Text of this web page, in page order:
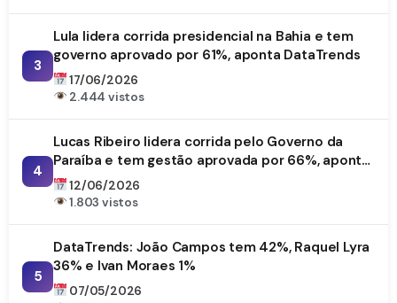
3
Lula lidera corrida presidencial na Bahia e tem
governo aprovado por 61%, aponta DataTrends
17/06/2026
2.444 vistos
4
Lucas Ribeiro lidera corrida pelo Governo da
Paraíba e tem gestão aprovada por 66%, aponta
DataTrends
12/06/2026
1.803 vistos
5
DataTrends: João Campos tem 42%, Raquel Lyra
36% e Ivan Moraes 1%
07/05/2026